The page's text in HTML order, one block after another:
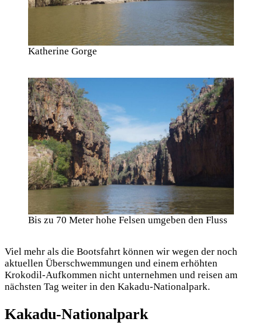
Katherine Gorge
Bis zu 70 Meter hohe Felsen umgeben den Fluss
Viel mehr als die Bootsfahrt können wir wegen der noch
aktuellen Überschwemmungen und einem erhöhten
Krokodil-Aufkommen nicht unternehmen und reisen am
nächsten Tag weiter in den Kakadu-Nationalpark.
Kakadu-Nationalpark